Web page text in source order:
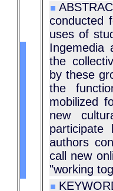
conducted
uses of
Ingemedia
the
by these
the
mobilized
new
authors
call new
"working